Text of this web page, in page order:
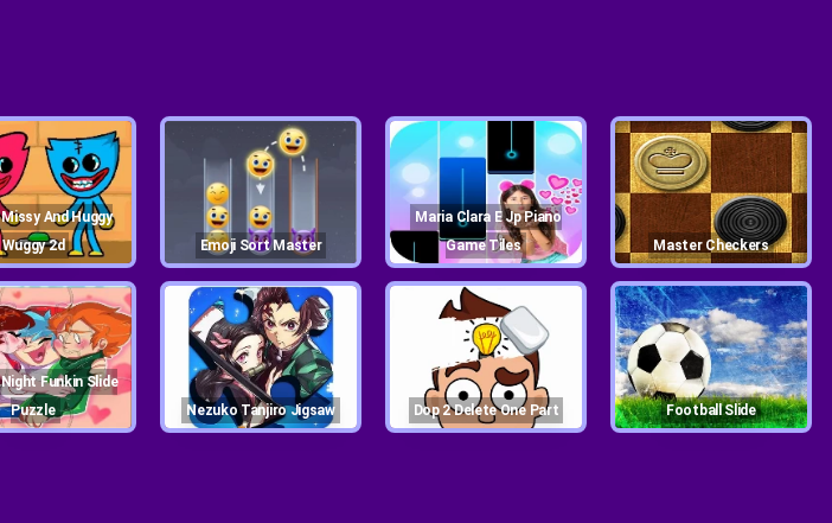
Wuggy 2d
Emoji Sort Master
Maria Clara E Jp Piano
Game Tiles
Master Checkers
Puzzle
Nezuko Tanjiro Jigsaw Dop 2 Delete One Part Football Slide